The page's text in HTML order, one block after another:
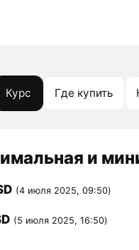
Курс Где купить
и
(4 июля 2025, 09:50)
(5 июля 2025, 16:50)